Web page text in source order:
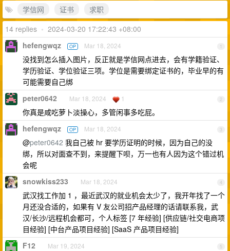
学信网
证书
求职
14 replies • 2024-03-20 17:22:43 +08:00
1
hefengwqz OP Mar 18, 2024
没找到怎么插入图片，反正就是学信网点进去，会有学籍验证、
学历验证、学位验证三项。学位是需要绑定证书的，毕业早的有
可能需要自己绑
2
peter0642 Mar 18, 2024 1
你真是咸吃萝卜淡操心，多管闲事多吃屁。
3
hefengwqz OP Mar 18, 2024
@peter0642 我自己被 hr 要学历证明的时候，因为自己的没
绑，所以对面查不到，来提醒下呗，万一也有人因为这个错过机
会呢
4
snowkiss233 Mar 18, 2024
武汉找工作加 1 ，最近武汉的就业机会太少了，我开年找了一个
月还没合适的，如果有 V 友公司招产品经理的话请联系我，武
汉/长沙/远程机会都可，个人标签 [7 年经验] [供应链/社交电商项
目经验] [中台产品项目经验] [SaaS 产品项目经验]
5
F12 Mar 19, 2024